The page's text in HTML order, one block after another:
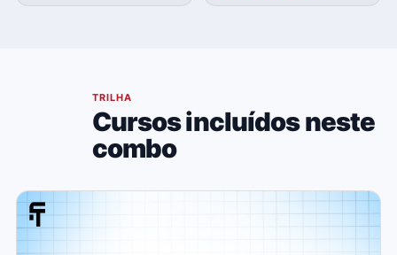
TRILHA
Cursos incluídos neste
combo